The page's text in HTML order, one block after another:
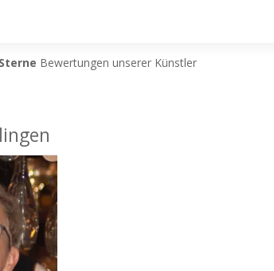
Bewertungen unserer Künstler